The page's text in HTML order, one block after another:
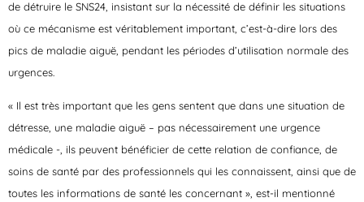
de détruire le SNS24, insistant sur la nécessité de définir les situations
où ce mécanisme est véritablement important, c’est-à-dire lors des
pics de maladie aiguë, pendant les périodes d’utilisation normale des
urgences.
« Il est très important que les gens sentent que dans une situation de
détresse, une maladie aiguë – pas nécessairement une urgence
médicale -, ils peuvent bénéficier de cette relation de confiance, de
soins de santé par des professionnels qui les connaissent, ainsi que de
toutes les informations de santé les concernant », est-il mentionné